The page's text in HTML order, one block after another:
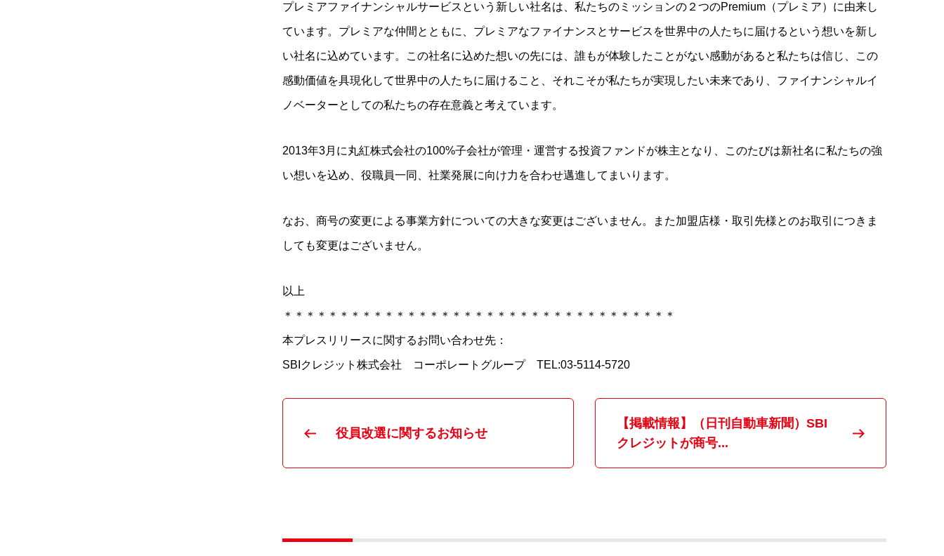
プレミアファイナンシャルサービスという新しい社名は、私たちのミッションの２つのPremium（プレミア）に由来し
ています。プレミアな仲間とともに、プレミアなファイナンスとサービスを世界中の人たちに届けるという想いを新し
い社名に込めています。この社名に込めた想いの先には、誰もが体験したことがない感動があると私たちは信じ、この
感動価値を具現化して世界中の人たちに届けること、それこそが私たちが実現したい未来であり、ファイナンシャルイ
ノベーターとしての私たちの存在意義と考えています。
2013年3月に丸紅株式会社の100%子会社が管理・運営する投資ファンドが株主となり、このたびは新社名に私たちの強
い想いを込め、役職員一同、社業発展に向け力を合わせ邁進してまいります。
なお、商号の変更による事業方針についての大きな変更はございません。また加盟店様・取引先様とのお取引につきま
しても変更はございません。
以上
＊＊＊＊＊＊＊＊＊＊＊＊＊＊＊＊＊＊＊＊＊＊＊＊＊＊＊＊＊＊＊＊＊＊＊
本プレスリリースに関するお問い合わせ先：
SBIクレジット株式会社 コーポレートグループ TEL:03-5114-5720
役員改選に関するお知らせ
【掲載情報】（日刊自動車新聞）SBI
クレジットが商号...